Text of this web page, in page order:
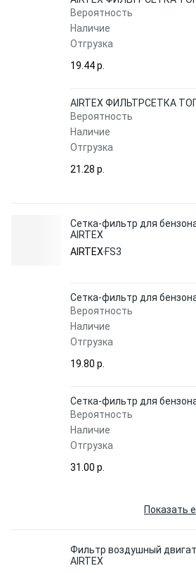
Вероятность
Наличие
Отгрузка
19.44 p.
AIRTEX ФИЛЬТРСЕТКА
Вероятность
Наличие
Отгрузка
21.28 p.
Сетка-фильтр для
AIRTEX
AIRTEX FS3
Сетка-фильтр для
Вероятность
Наличие
Отгрузка
19.80 p.
Сетка-фильтр для
Вероятность
Наличие
Отгрузка
31.00 p.
Показать
Фильтр воздушный
AIRTEX